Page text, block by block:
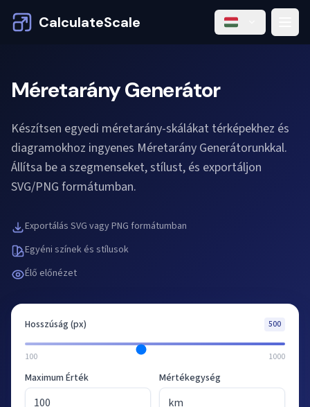
CalculateScale
Méretarány Generátor
Készítsen egyedi méretarány-skálákat térképekhez és
diagramokhoz ingyenes Méretarány Generátorunkkal.
Állítsa be a szegmenseket, stílust, és exportáljon
SVG/PNG formátumban.
Exportálás SVG vagy PNG formátumban
Egyéni színek és stílusok
Élő előnézet
Hosszúság (px) 500
100 1000
Maximum Érték Mértékegység